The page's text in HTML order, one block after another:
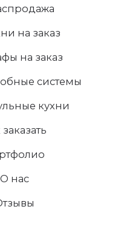
на заказ
на заказ
системы
кухни
О нас